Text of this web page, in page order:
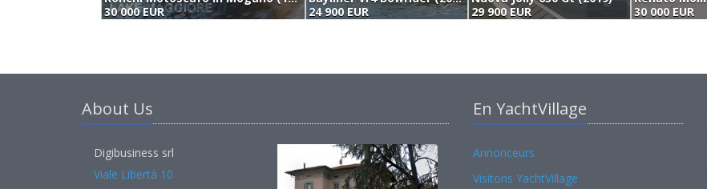
30 000 EUR
24 900 EUR
29 900 EUR
30 000 EUR
About Us
Digibusiness srl
Viale Libertà 10
En YachtVillage
Annonceurs
Visitons YachtVillage